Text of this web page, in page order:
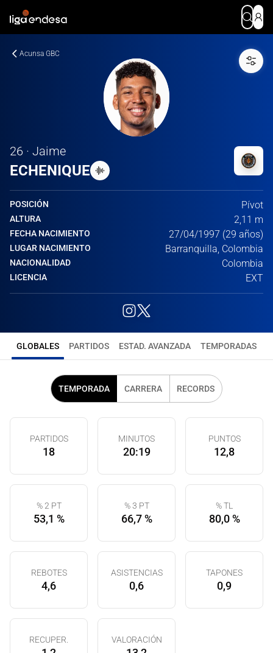
Acunsa GBC
26 · Jaime
ECHENIQUE
POSICIÓN Pívot
ALTURA 2,11 m
FECHA NACIMIENTO 27/04/1997 (29 años)
LUGAR NACIMIENTO Barranquilla, Colombia
NACIONALIDAD Colombia
LICENCIA EXT
GLOBALES PARTIDOS ESTAD. AVANZADA TEMPORADAS
TEMPORADA CARRERA RECORDS
PARTIDOS
18
MINUTOS
20:19
PUNTOS
12,8
% 2 PT
53,1 %
% 3 PT
66,7 %
% TL
80,0 %
REBOTES
4,6
ASISTENCIAS
0,6
TAPONES
0,9
RECUPER. VALORACIÓN